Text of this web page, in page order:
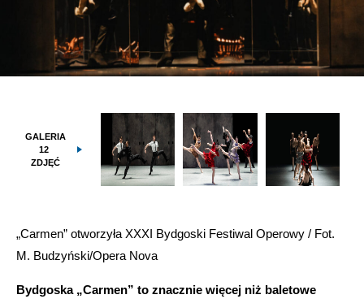
GALERIA
12
ZDJĘĆ
„Carmen” otworzyła XXXI Bydgoski Festiwal Operowy / Fot.
M. Budzyński/Opera Nova
Bydgoska „Carmen” to znacznie więcej niż baletowe